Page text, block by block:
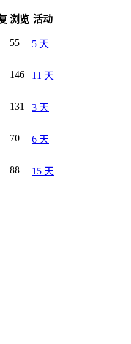
浏览 活动
55 5 天
146 11 天
131 3 天
70 6 天
88 15 天